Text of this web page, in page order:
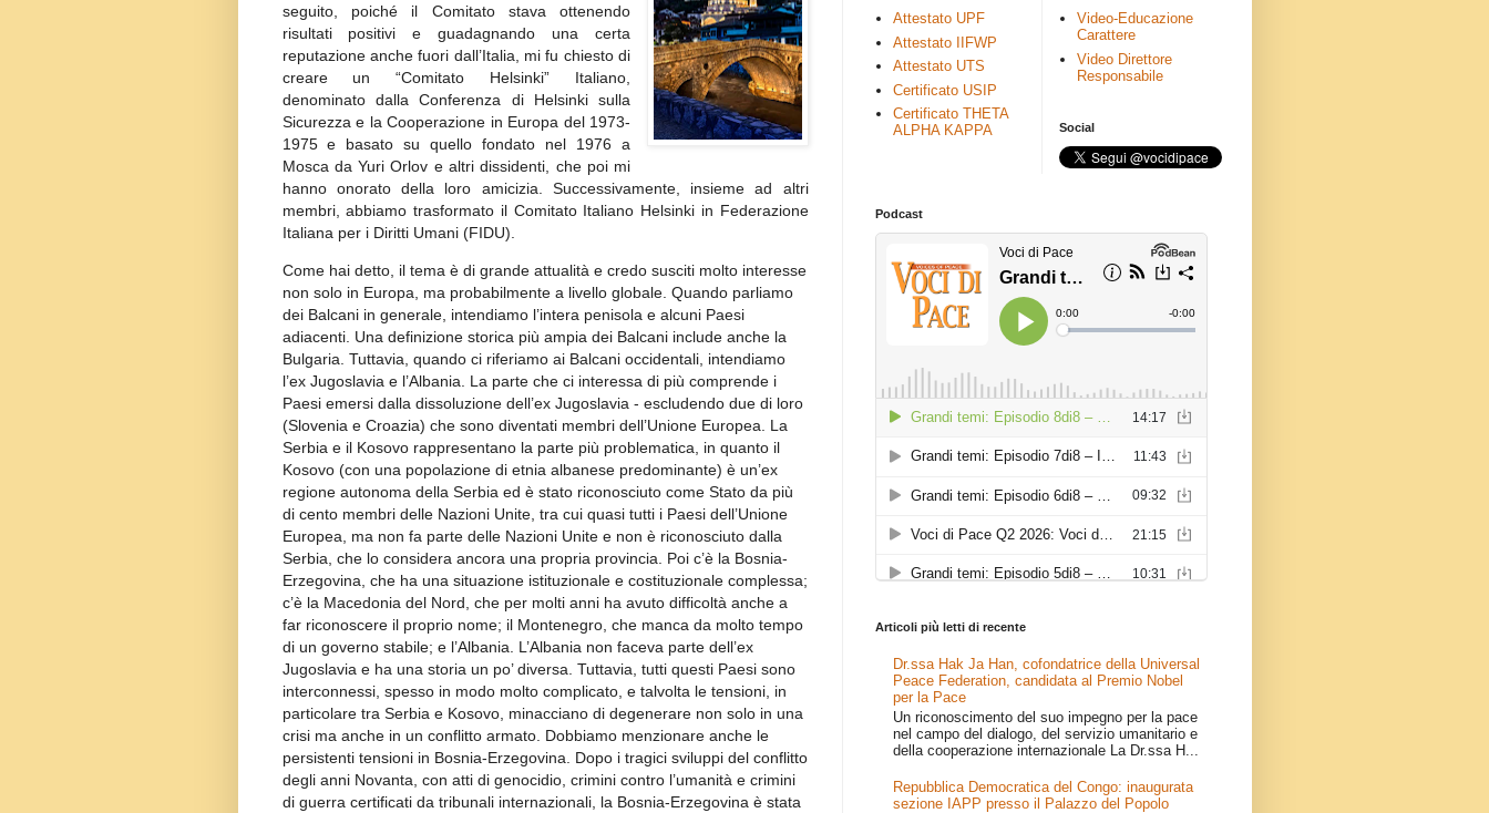
seguito, poiché il Comitato stava ottenendo
risultati positivi e guadagnando una certa
reputazione anche fuori dall’Italia, mi fu chiesto di
creare un “Comitato Helsinki” Italiano,
denominato dalla Conferenza di Helsinki sulla
Sicurezza e la Cooperazione in Europa del 1973-
1975 e basato su quello fondato nel 1976 a
Mosca da Yuri Orlov e altri dissidenti, che poi mi
hanno onorato della loro amicizia. Successivamente, insieme ad altri
membri, abbiamo trasformato il Comitato Italiano Helsinki in Federazione
Italiana per i Diritti Umani (FIDU).
Come hai detto, il tema è di grande attualità e credo susciti molto interesse
non solo in Europa, ma probabilmente a livello globale. Quando parliamo
dei Balcani in generale, intendiamo l’intera penisola e alcuni Paesi
adiacenti. Una definizione storica più ampia dei Balcani include anche la
Bulgaria. Tuttavia, quando ci riferiamo ai Balcani occidentali, intendiamo
l’ex Jugoslavia e l’Albania. La parte che ci interessa di più comprende i
Paesi emersi dalla dissoluzione dell’ex Jugoslavia - escludendo due di loro
(Slovenia e Croazia) che sono diventati membri dell’Unione Europea. La
Serbia e il Kosovo rappresentano la parte più problematica, in quanto il
Kosovo (con una popolazione di etnia albanese predominante) è un’ex
regione autonoma della Serbia ed è stato riconosciuto come Stato da più
di cento membri delle Nazioni Unite, tra cui quasi tutti i Paesi dell’Unione
Europea, ma non fa parte delle Nazioni Unite e non è riconosciuto dalla
Serbia, che lo considera ancora una propria provincia. Poi c’è la Bosnia-
Erzegovina, che ha una situazione istituzionale e costituzionale complessa;
c’è la Macedonia del Nord, che per molti anni ha avuto difficoltà anche a
far riconoscere il proprio nome; il Montenegro, che manca da molto tempo
di un governo stabile; e l’Albania. L’Albania non faceva parte dell’ex
Jugoslavia e ha una storia un po’ diversa. Tuttavia, tutti questi Paesi sono
interconnessi, spesso in modo molto complicato, e talvolta le tensioni, in
particolare tra Serbia e Kosovo, minacciano di degenerare non solo in una
crisi ma anche in un conflitto armato. Dobbiamo menzionare anche le
persistenti tensioni in Bosnia-Erzegovina. Dopo i tragici sviluppi del conflitto
degli anni Novanta, con atti di genocidio, crimini contro l’umanità e crimini
di guerra certificati da tribunali internazionali, la Bosnia-Erzegovina è stata
Attestato UPF
Attestato IIFWP
Attestato UTS
Certificato USIP
Certificato THETA
ALPHA KAPPA
Video-Educazione
Carattere
Video Direttore
Responsabile
Social
Podcast
Articoli più letti di recente
Dr.ssa Hak Ja Han, cofondatrice della Universal
Peace Federation, candidata al Premio Nobel
per la Pace
Un riconoscimento del suo impegno per la pace
nel campo del dialogo, del servizio umanitario e
della cooperazione internazionale La Dr.ssa H...
Repubblica Democratica del Congo: inaugurata
sezione IAPP presso il Palazzo del Popolo